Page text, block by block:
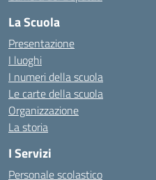
La Scuola
Presentazione
I luoghi
I numeri della scuola
Le carte della scuola
Organizzazione
La storia
I Servizi
Personale scolastico